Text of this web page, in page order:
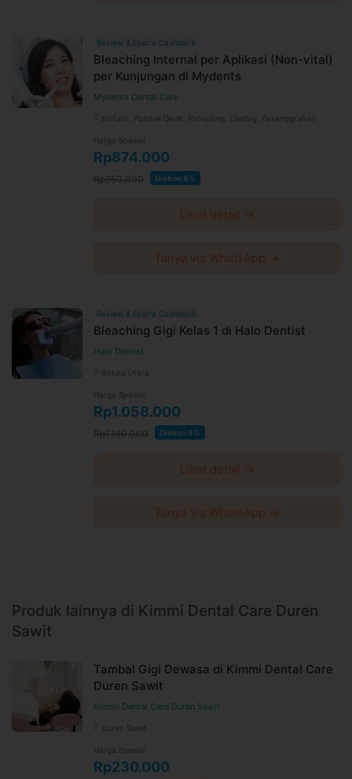
tersedia
Untuk lebih lengkapnya, Anda dapat membaca syarat
dan kebijakandi halaman ini
Syarat dan ketentuan dapat berubah sewaktu-waktu
tanpa pemberitahuan dan berlaku untuk pembelian
setelah waktu perubahan
fee, biaya pemeliharaan platform.
Review & Ekstra Cashback
Bleaching Internal per Aplikasi (Non-vital)
per Kunjungan di Mydents
Mydents Dental Care
Bintaro, Pondok Gede, Pamulang, Ciledug, Pesanggrahan
Harga Spesial
Rp874.000
Rp950.000 Diskon 8%
Lihat detail →
Tanya via WhatsApp →
Review & Ekstra Cashback
Bleaching Gigi Kelas 1 di Halo Dentist
Halo Dentist
Bekasi Utara
Harga Spesial
Rp1.058.000
Rp1.150.000 Diskon 8%
Lihat detail →
Tanya via WhatsApp →
Produk lainnya di Kimmi Dental Care Duren
Sawit
Tambal Gigi Dewasa di Kimmi Dental Care
Duren Sawit
Kimmi Dental Care Duren Sawit
Duren Sawit
Harga Spesial
Rp230.000